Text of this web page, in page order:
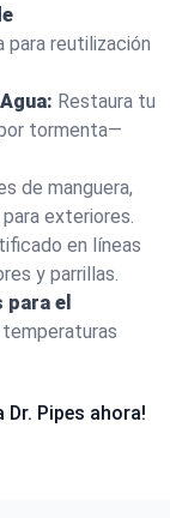
para reutilización
Restaura tu
tormenta—
de manguera,
exteriores.
en líneas
y parrillas.
el
Dr. Pipes ahora!